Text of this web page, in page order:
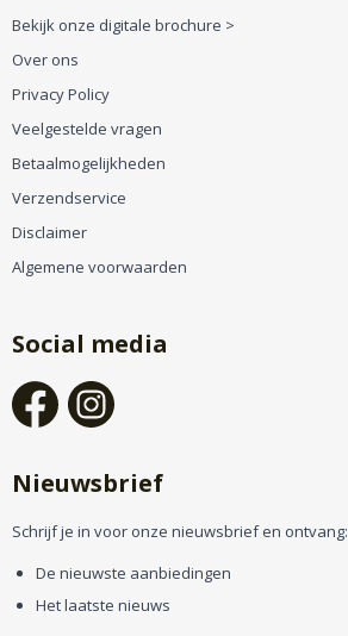
Bekijk onze digitale brochure >
Over ons
Privacy Policy
Veelgestelde vragen
Betaalmogelijkheden
Verzendservice
Disclaimer
Algemene voorwaarden
Social media
Nieuwsbrief
Schrijf je in voor onze nieuwsbrief en ontvang:
De nieuwste aanbiedingen
Het laatste nieuws